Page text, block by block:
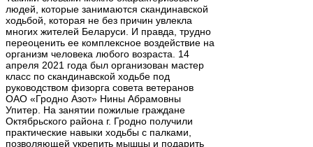
людей, которые занимаются скандинавской
ходьбой, которая не без причин увлекла
многих жителей Беларуси. И правда, трудно
переоценить ее комплексное воздействие на
организм человека любого возраста. 14
апреля 2021 года был организован мастер
класс по скандинавской ходьбе под
руководством физорга совета ветеранов
ОАО «Гродно Азот» Нины Абрамовны
Упитер. На занятии пожилые граждане
Октябрьского района г. Гродно получили
практические навыки ходьбы с палками,
позволяющей укрепить мышцы и подарить